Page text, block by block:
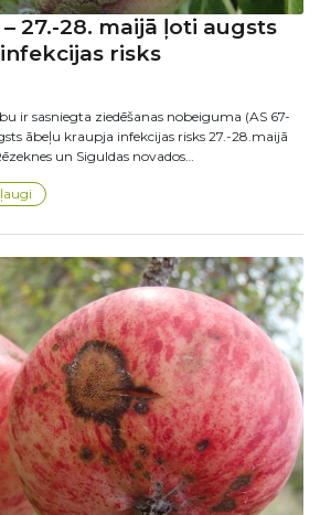
– 27.-28. maijā ļoti augsts
risks
ir sasniegta ziedēšanas nobeiguma (AS 67-
ābeļu kraupja infekcijas risks 27.-28.maijā
un Siguldas novados…